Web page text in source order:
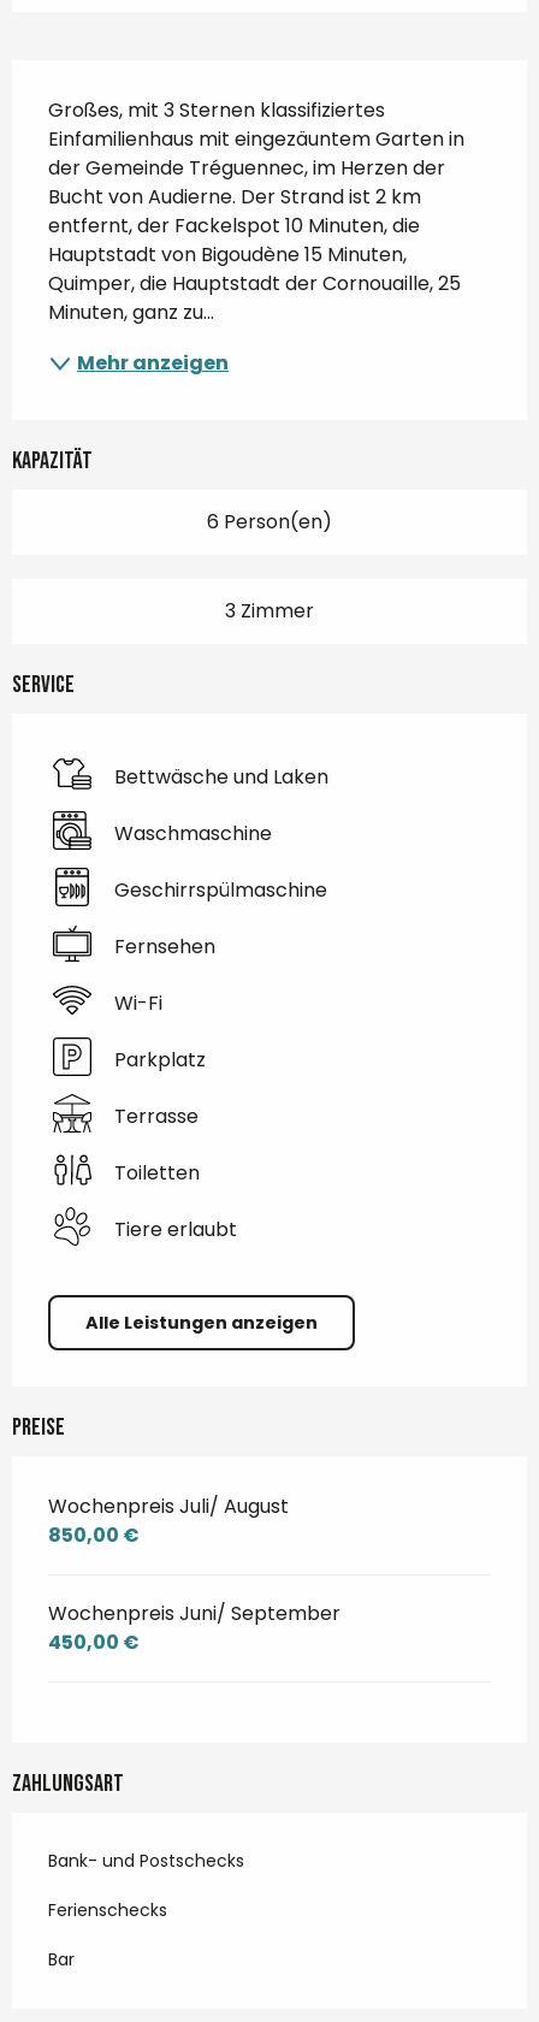
Großes, mit 3 Sternen klassifiziertes
Einfamilienhaus mit eingezäuntem Garten in
der Gemeinde Tréguennec, im Herzen der
Bucht von Audierne. Der Strand ist 2 km
entfernt, der Fackelspot 10 Minuten, die
Hauptstadt von Bigoudène 15 Minuten,
Quimper, die Hauptstadt der Cornouaille, 25
Minuten, ganz zu...
Mehr anzeigen
Kapazität
6 Person(en)
3 Zimmer
Service
Bettwäsche und Laken
Waschmaschine
Geschirrspülmaschine
Fernsehen
Wi-Fi
Parkplatz
Terrasse
Toiletten
Tiere erlaubt
Alle Leistungen anzeigen
Preise
Wochenpreis Juli/ August
850,00 €
Wochenpreis Juni/ September
450,00 €
Zahlungsart
Bank- und Postschecks
Ferienschecks
Bar